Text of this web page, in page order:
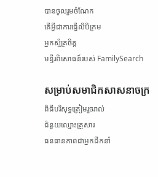
បានចូលរួមចំណែក
តើ​អ្វី​ជា​ការធ្វើ​លិបិក្រម
អ្នកស្ម័គ្រចិត្ត
មន្ទីរ​ពិសោធន៍​របស់ FamilySearch
សម្រាប់​សមាជិក​សាសនាចក្រ
ពិធី​បរិសុទ្ធ​ត្រៀម​រួចរាល់
ជំនួយ​ឈ្មោះ​គ្រួសារ
ធនធាន​ភាពជាអ្នកដឹកនាំ